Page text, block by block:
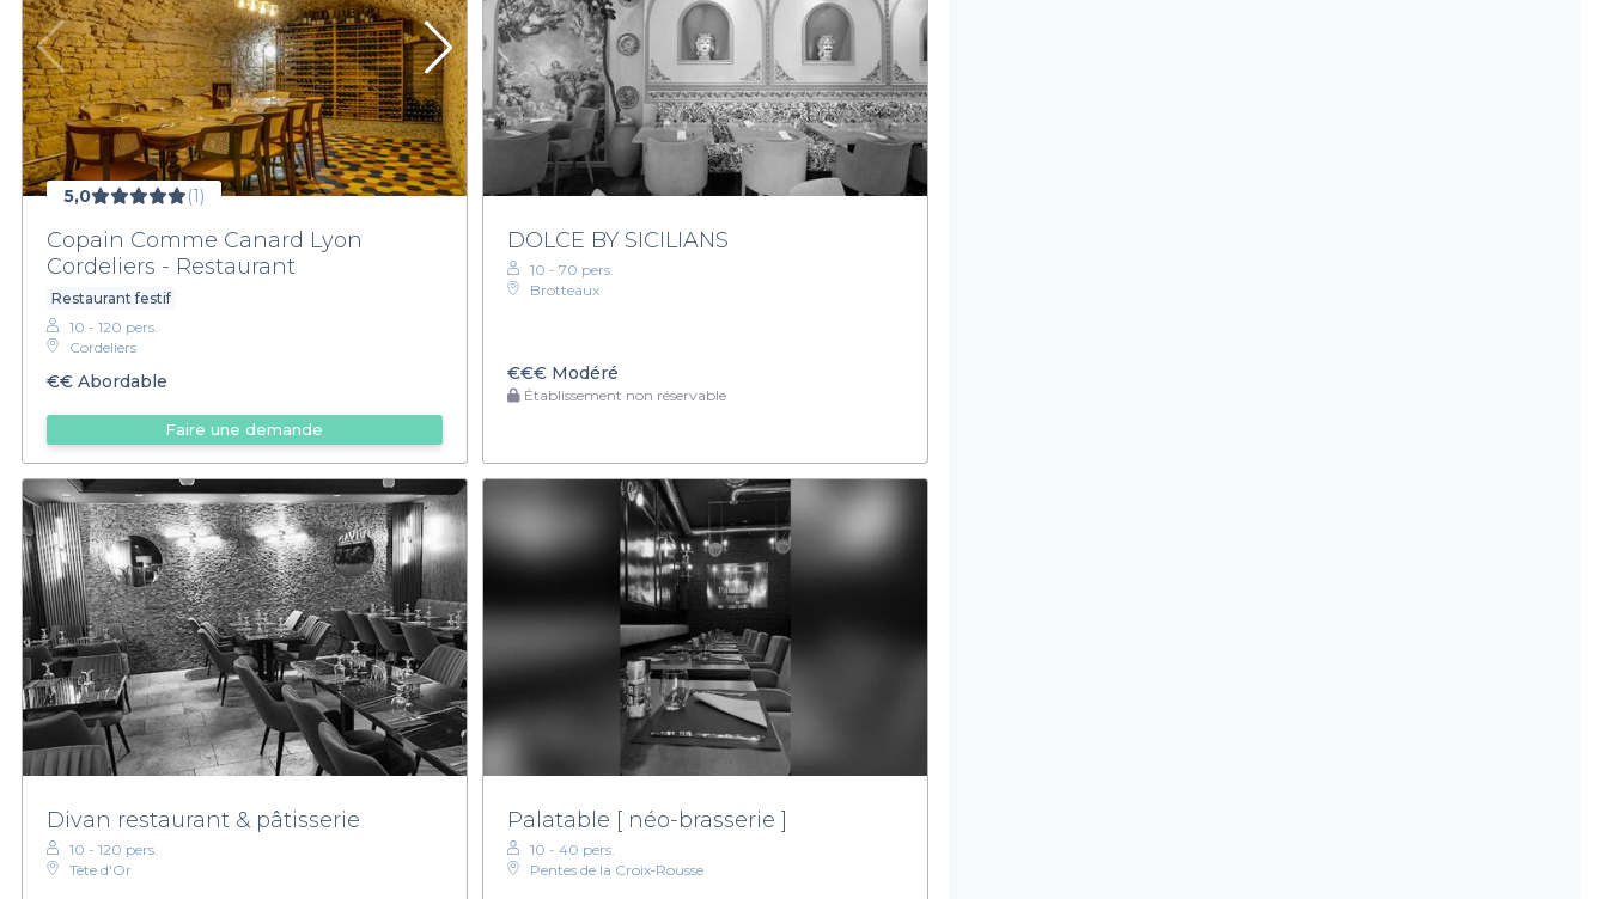
5,0 (1)
Copain Comme Canard Lyon
Cordeliers - Restaurant
Restaurant festif
10 - 120 pers.
Cordeliers
€€ Abordable
Faire une demande
DOLCE BY SICILIANS
10 - 70 pers.
Brotteaux
€€€Modéré
Établissement non réservable
Divan restaurant & pâtisserie
10 - 120 pers.
Tête d'Or
Palatable [ néo-brasserie ]
10 - 40 pers.
Pentes de la Croix‑Rousse